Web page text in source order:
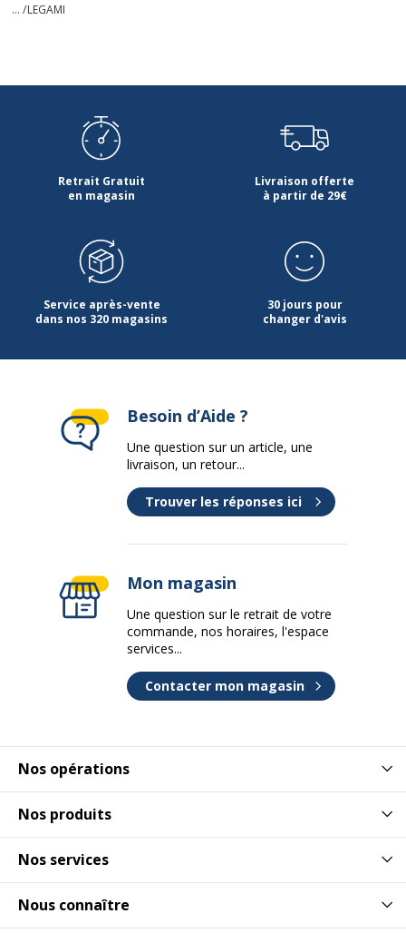
... /LEGAMI
Retrait Gratuit
en magasin
Livraison offerte
à partir de 29€
Service après-vente
dans nos 320 magasins
30 jours pour
changer d'avis
Nos opérations
Nos produits
Nos services
Nous connaître
Besoin d’Aide ?
Une question sur un article, une
livraison, un retour...
Trouver les réponses ici
Mon magasin
Une question sur le retrait de votre
commande, nos horaires, l'espace
services...
Contacter mon magasin